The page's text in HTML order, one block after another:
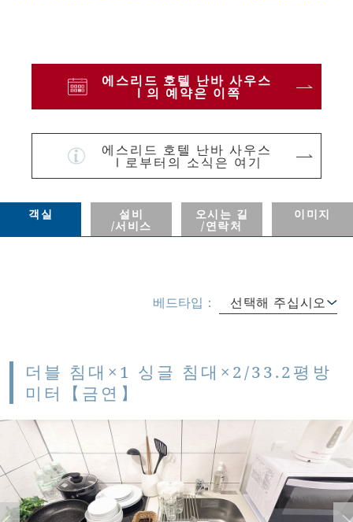
에스리드 호텔 난바 사우스
Ⅰ의 예약은 이쪽
에스리드 호텔 난바 사우스
Ⅰ로부터의 소식은 여기
객실 설비
/서비스
오시는 길
/연락처
이미지
베드타입： 선택해 주십시오
더블 침대×1 싱글 침대×2/33.2평방
미터【금연】